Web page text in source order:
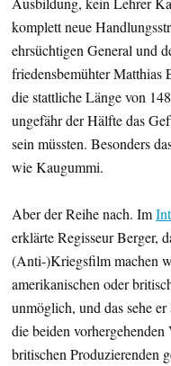
komplett neue
ehrsüchtigen General und
friedensbemühter Matthias
die stattliche Länge von
ungefähr der Hälfte das
sein müssten. Besonders
wie Kaugummi.
Aber der Reihe nach. Im
erklärte Regisseur Berger,
(Anti-)Kriegsfilm machen
amerikanischen oder
unmöglich, und das sehe
die beiden
britischen Produzierenden